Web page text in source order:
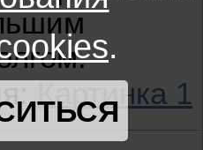
Картинка 1
.